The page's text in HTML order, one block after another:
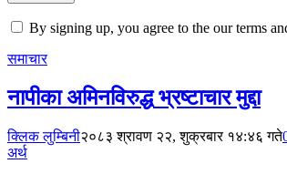
By signing up, you agree to the our terms
समाचार
नापीका अमिनविरुद्ध भ्रष्टाचार मुद्दा
क्लिक लुम्बिनी२०८३ श्रावण २२, शुक्रबार १४:४६ गते
अर्थ